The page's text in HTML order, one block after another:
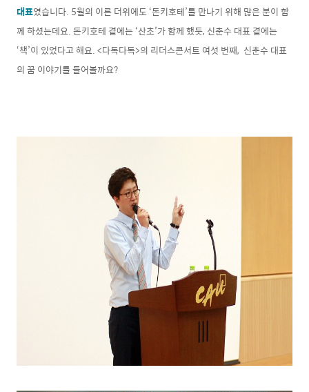
대표였습니다. 5월의 이른 더위에도 ‘돈키호테’를 만나기 위해 많은 분이 함
께 하셨는데요. 돈키호테 곁에는 ‘산초’가 함께 했듯, 신춘수 대표 곁에는
‘책’이 있었다고 해요. <다독다독>의 리더스콘서트 여섯 번째, 신춘수 대표
의 꿈 이야기를 들어볼까요?